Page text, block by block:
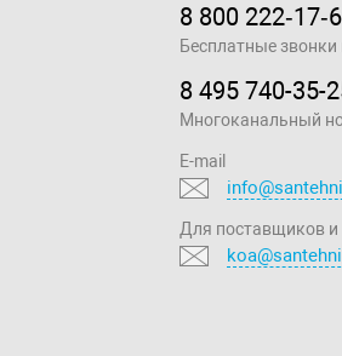
8 800
Бесплатные звонки
8 495 740-35-
Многоканальный
E-mail
Для поставщиков и